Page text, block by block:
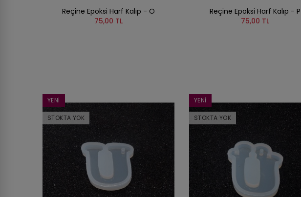
Reçine Epoksi Harf Kalıp - Ö
75,00 TL
Reçine Epoksi Harf Kalıp - P
75,00 TL
YENI
STOKTA YOK
YENI
STOKTA YOK